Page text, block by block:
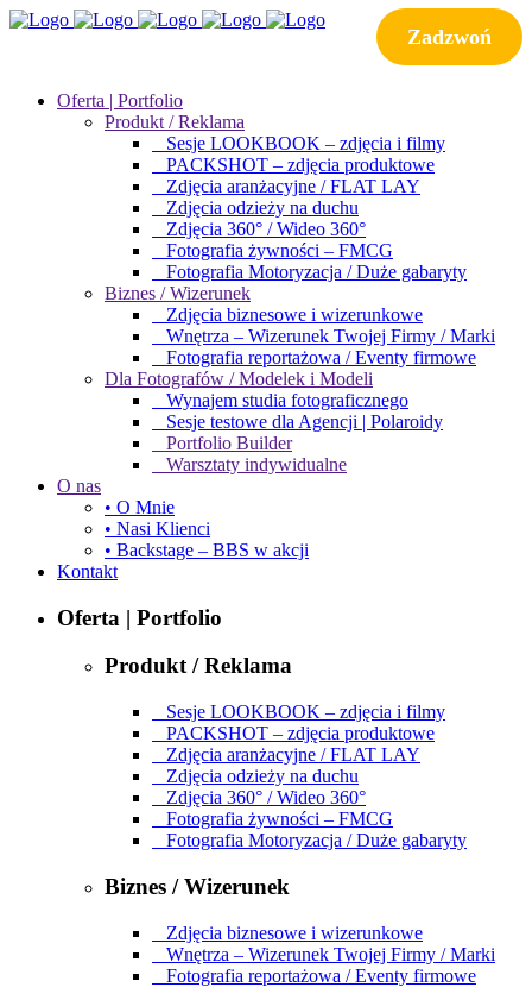
Zadzwoń
Oferta | Portfolio
Produkt / Reklama
Sesje LOOKBOOK – zdjęcia i filmy
PACKSHOT – zdjęcia produktowe
Zdjęcia aranżacyjne / FLAT LAY
Zdjęcia odzieży na duchu
Zdjęcia 360° / Wideo 360°
Fotografia żywności – FMCG
Fotografia Motoryzacja / Duże gabaryty
Biznes / Wizerunek
Zdjęcia biznesowe i wizerunkowe
Wnętrza – Wizerunek Twojej Firmy / Marki
Fotografia reportażowa / Eventy firmowe
Dla Fotografów / Modelek i Modeli
Wynajem studia fotograficznego
Sesje testowe dla Agencji | Polaroidy
Portfolio Builder
Warsztaty indywidualne
O nas
• O Mnie
• Nasi Klienci
• Backstage – BBS w akcji
Kontakt
Oferta | Portfolio
Produkt / Reklama
Sesje LOOKBOOK – zdjęcia i filmy
PACKSHOT – zdjęcia produktowe
Zdjęcia aranżacyjne / FLAT LAY
Zdjęcia odzieży na duchu
Zdjęcia 360° / Wideo 360°
Fotografia żywności – FMCG
Fotografia Motoryzacja / Duże gabaryty
Biznes / Wizerunek
Zdjęcia biznesowe i wizerunkowe
Wnętrza – Wizerunek Twojej Firmy / Marki
Fotografia reportażowa / Eventy firmowe